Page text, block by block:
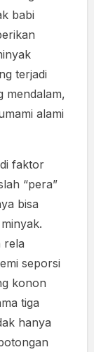
babi
terjadi
mendalam,
alami
faktor
“pera”
bisa
rela
seporsi
konon
tiga
hanya